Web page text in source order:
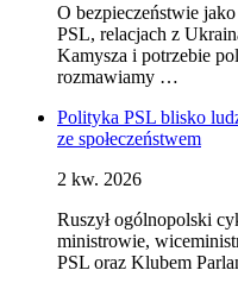
O bezpieczeństwie
PSL, relacjach z
Kamysza i potrzebie
rozmawiamy …
Polityka PSL blisko
ze społeczeństwem
2 kw. 2026
Ruszył ogólnopolski
ministrowie,
PSL oraz Klubem